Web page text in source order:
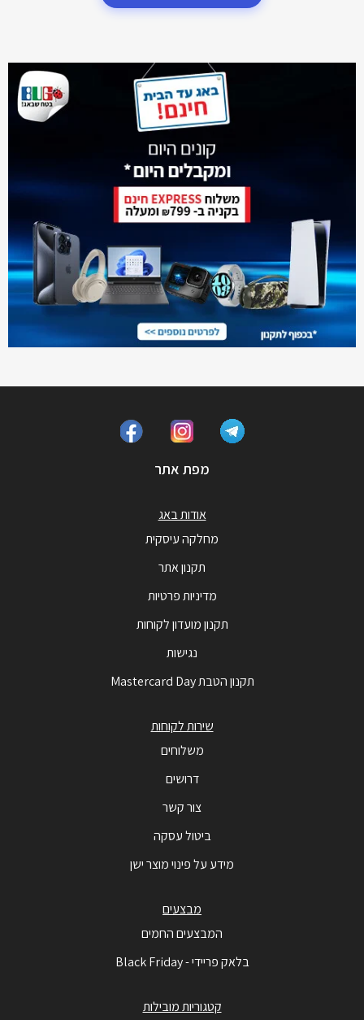
מפת אתר
אודות באג
מחלקה עיסקית
תקנון אתר
מדיניות פרטיות
תקנון מועדון לקוחות
נגישות
תקנון הטבת Mastercard Day
שירות לקוחות
משלוחים
דרושים
צור קשר
ביטול עסקה
מידע על פינוי מוצר ישן
מבצעים
המבצעים החמים
בלאק פריידי - Black Friday
קטגוריות מובילות